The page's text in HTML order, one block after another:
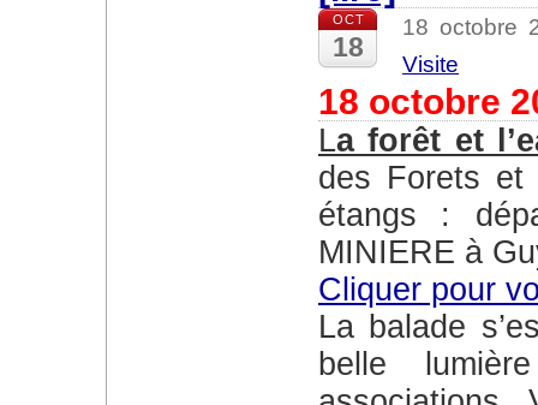
OCT
18
18
Visite
18 octobre
La forêt et
des Forets
étangs :
MINIERE à
Cliquer pour
La balade s’est très bien déroulée avec une
belle